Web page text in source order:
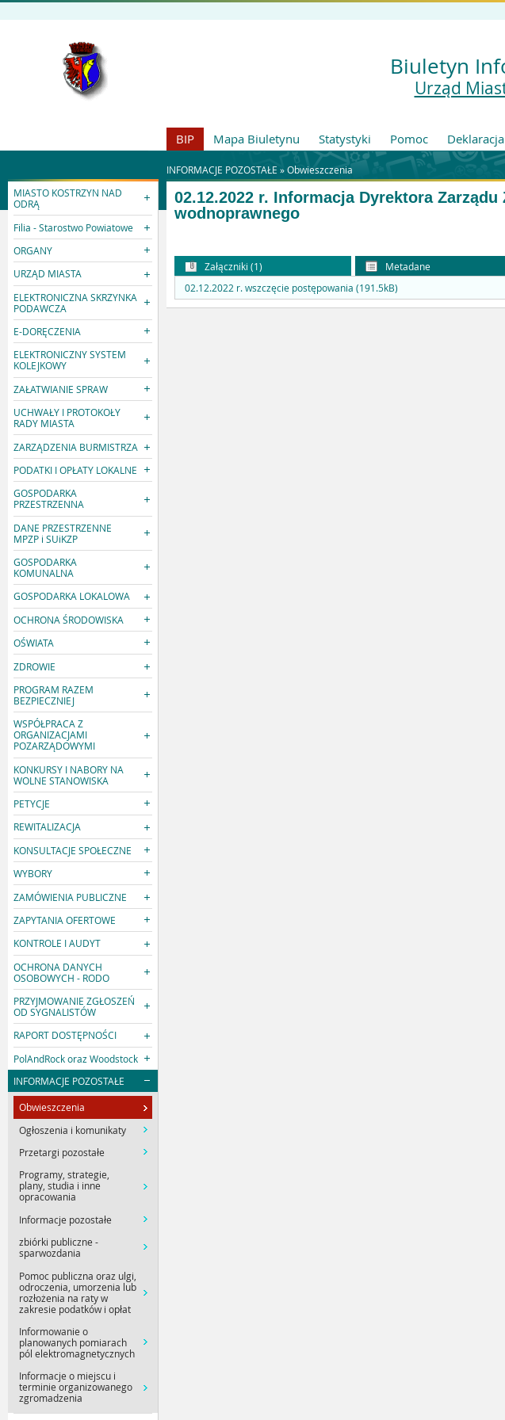
Biuletyn
Urząd
BIP Mapa Biuletynu Statystyki Pomoc
INFORMACJE POZOSTAŁE »Obwieszczenia
MIASTO KOSTRZYN NAD
ODRĄ
Filia - Starostwo Powiatowe
ORGANY
URZĄD MIASTA
ELEKTRONICZNA SKRZYNKA
PODAWCZA
E-DORĘCZENIA
ELEKTRONICZNY SYSTEM
KOLEJKOWY
ZAŁATWIANIE SPRAW
UCHWAŁY I PROTOKOŁY
RADY MIASTA
ZARZĄDZENIA BURMISTRZA
PODATKI I OPŁATY LOKALNE
GOSPODARKA
PRZESTRZENNA
DANE PRZESTRZENNE
MPZP i SUiKZP
GOSPODARKA
KOMUNALNA
GOSPODARKA LOKALOWA
OCHRONA ŚRODOWISKA
OŚWIATA
ZDROWIE
PROGRAM RAZEM
BEZPIECZNIEJ
WSPÓŁPRACA Z
ORGANIZACJAMI
POZARZĄDOWYMI
KONKURSY I NABORY NA
WOLNE STANOWISKA
PETYCJE
REWITALIZACJA
KONSULTACJE SPOŁECZNE
WYBORY
ZAMÓWIENIA PUBLICZNE
ZAPYTANIA OFERTOWE
KONTROLE I AUDYT
OCHRONA DANYCH
OSOBOWYCH - RODO
PRZYJMOWANIE ZGŁOSZEŃ
OD SYGNALISTÓW
RAPORT DOSTĘPNOŚCI
PolAndRock oraz Woodstock
INFORMACJE POZOSTAŁE
Obwieszczenia
Ogłoszenia i komunikaty
Przetargi pozostałe
Programy, strategie,
plany, studia i inne
opracowania
Informacje pozostałe
zbiórki publiczne -
sparwozdania
Pomoc publiczna oraz ulgi,
odroczenia, umorzenia lub
rozłożenia na raty w
zakresie podatków i opłat
Informowanie o
planowanych pomiarach
pól elektromagnetycznych
Informacje o miejscu i
terminie organizowanego
zgromadzenia
02.12.2022 r. Informacja Dyrektora
wodnoprawnego
Załączniki (1) Metadane
02.12.2022 r. wszczęcie postępowania (191.5kB)